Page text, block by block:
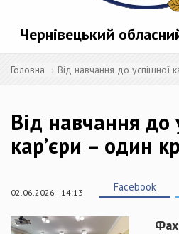
Чернівецький
Головна Від навчання до успішної
Від навчання до
кар’єри – один
02.06.2026 | 14:13 Facebook